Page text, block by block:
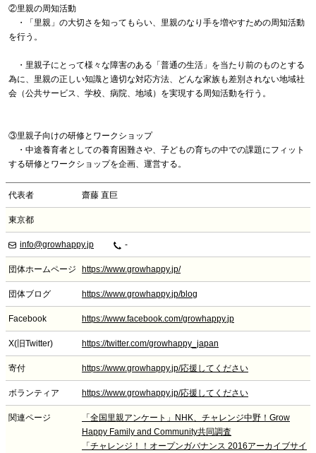
②里親の周知活動
・「里親」の大切さを知ってもらい、里親のなり手を増やすための周知活動
を行う。
・里親子にとって様々な障害のある「普通の生活」を当たり前のものとする
為に、里親の正しい知識と適切な対応方法、どんな家族も差別されない地域社
会（公共サービス、学校、病院、地域）を実現する周知活動を行う。
③里親子向けの研修とワークショップ
・中途養育者としての養育困難さや、子どもの育ちの中での課題にフィット
する研修とワークショップを企画、運営する。
代表者 齋藤 直巨
東京都
info@growhappy.jp -
団体ホームページ https://www.growhappy.jp/
団体ブログ https://www.growhappy.jp/blog
Facebook https://www.facebook.com/growhappy.jp
X(旧Twitter) https://twitter.com/growhappy_japan
寄付 https://www.growhappy.jp/応援してください
ボランティア https://www.growhappy.jp/応援してください
関連ページ
「全国里親アンケート」NHK、チャレンジ中野！Grow
Happy Family and Community共同調査
「チャレンジ！！オープンガバナンス 2016アーカイブサイ